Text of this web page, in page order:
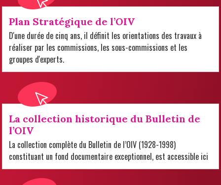
Plan Stratégique de l’OIV
D'une durée de cinq ans, il définit les orientations des travaux à
réaliser par les commissions, les sous-commissions et les
groupes d'experts.
La collection historique du Bulletin de
l’OIV
La collection complète du Bulletin de l’OIV (1928-1998)
constituant un fond documentaire exceptionnel, est accessible ici